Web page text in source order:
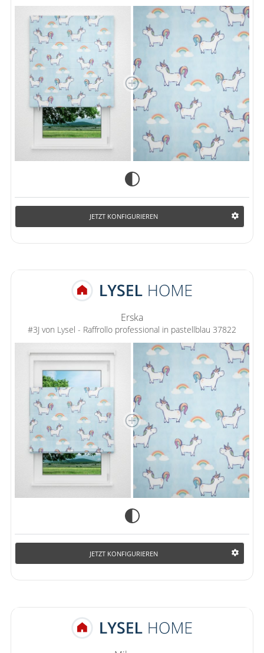
JETZT KONFIGURIEREN
Erska
#3J von Lysel - Raffrollo professional in pastellblau 37822
JETZT KONFIGURIEREN